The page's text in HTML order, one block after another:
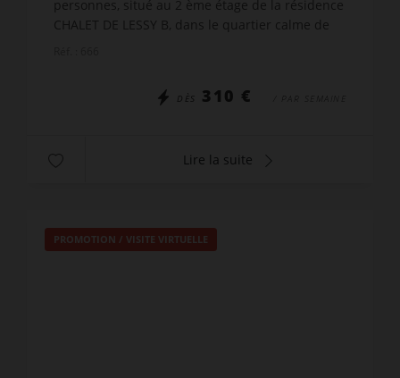
personnes, situé au 2 ème étage de la résidence
CHALET DE LESSY B, dans le quartier calme de
DÈS 310 € / PAR SEMAINE
Lire la suite
PROMOTION / VISITE VIRTUELLE